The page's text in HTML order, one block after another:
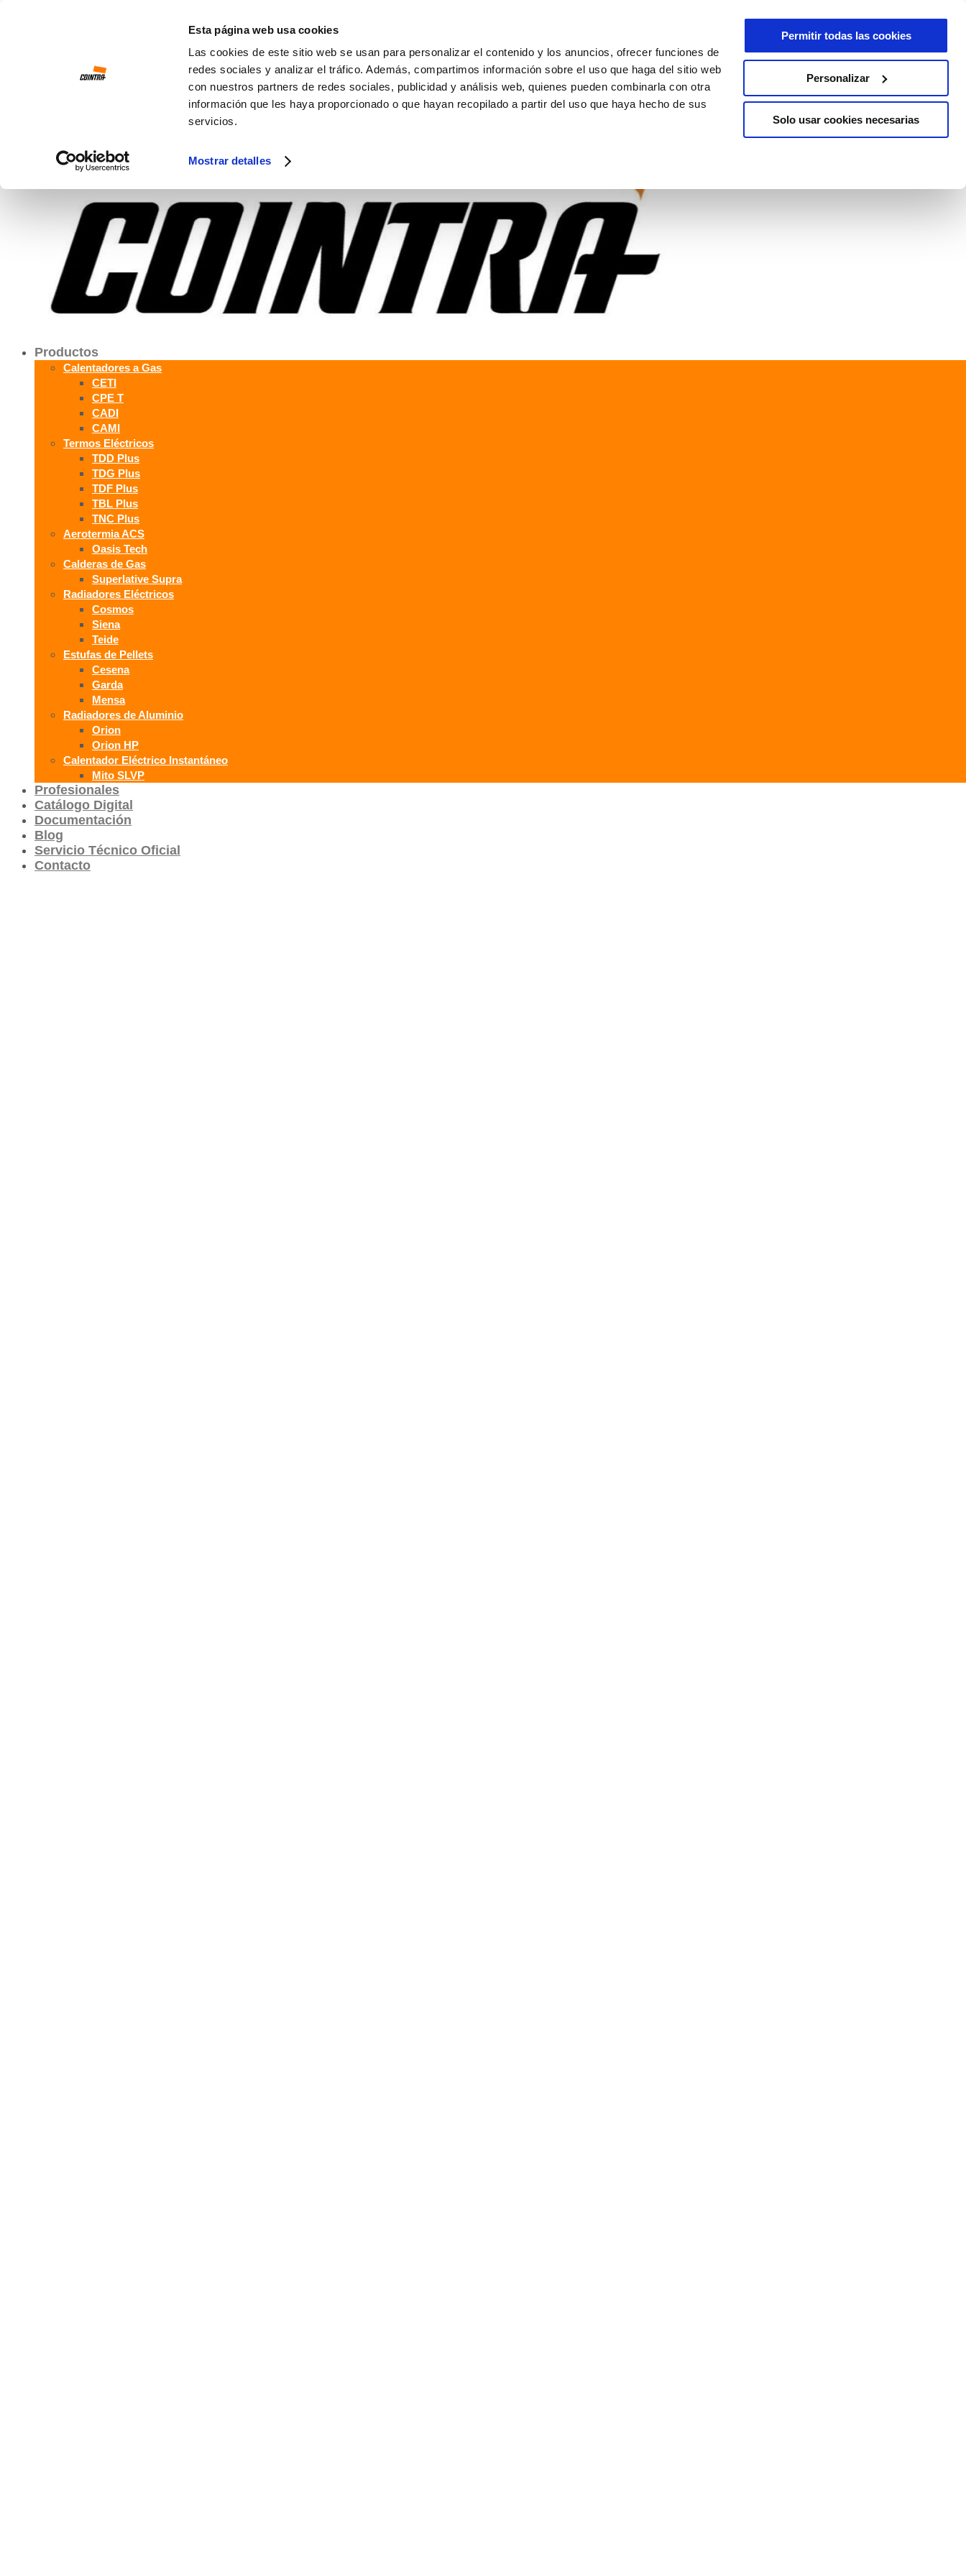
Esta página web usa cookies
Las cookies de este sitio web se usan para personalizar el contenido y los anuncios, ofrecer funciones de
redes sociales y analizar el tráfico. Además, compartimos información sobre el uso que haga del sitio web
con nuestros partners de redes sociales, publicidad y análisis web, quienes pueden combinarla con otra
información que les haya proporcionado o que hayan recopilado a partir del uso que haya hecho de sus
servicios.
Mostrar detalles
Permitir todas las cookies
Personalizar
Solo usar cookies necesarias
Productos
Calentadores a Gas
CETI
CPE T
CADI
CAMI
Termos Eléctricos
TDD Plus
TDG Plus
TDF Plus
TBL Plus
TNC Plus
Aerotermia ACS
Oasis Tech
Calderas de Gas
Superlative Supra
Radiadores Eléctricos
Cosmos
Siena
Teide
Estufas de Pellets
Cesena
Garda
Mensa
Radiadores de Aluminio
Orion
Orion HP
Calentador Eléctrico Instantáneo
Mito SLVP
Profesionales
Catálogo Digital
Documentación
Blog
Servicio Técnico Oficial
Contacto